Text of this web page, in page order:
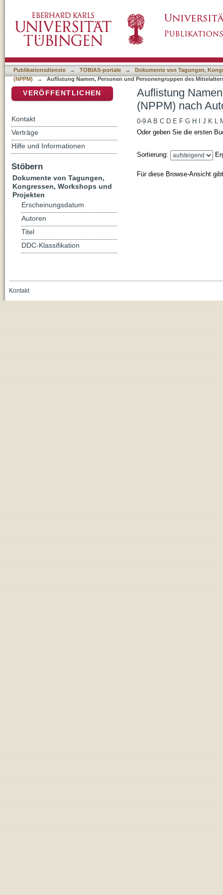
Publikationsdienste → TOBIAS-portale →
Dokumente von Tagungen,
(NPPM)
→ Auflistung Namen, Personen und Personengruppen des
Auflistung
(NPPM) nach
0-9 A B C D E F G H J K L
Oder geben Sie die ersten
Sortierung:
Für diese Browse-Ansicht
VERÖFFENTLICHEN
Kontakt
Verträge
Hilfe und Informationen
Stöbern
Dokumente von Tagungen,
Kongressen, Workshops und
Projekten
Erscheinungsdatum
Autoren
Titel
DDC-Klassifikation
Kontakt